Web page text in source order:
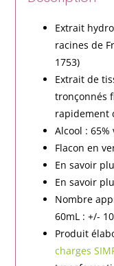
Extrait
racines de
1753)
Extrait de
tronçonnés
rapidement
Alcool : 65%
Flacon en
En savoir
En savoir
Nombre
60mL : +/-
Produit
charges